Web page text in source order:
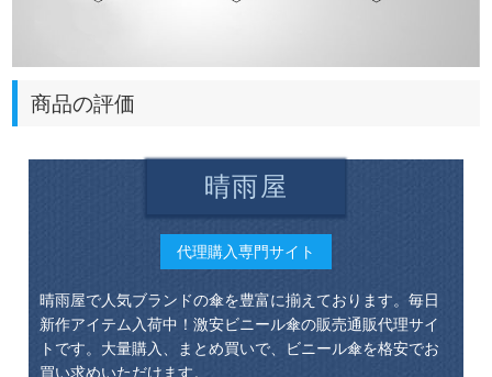
商品の評価
晴雨屋
代理購入専門サイト
晴雨屋で人気ブランドの傘を豊富に揃えております。毎日
新作アイテム入荷中！激安ビニール傘の販売通販代理サイ
トです。大量購入、まとめ買いで、ビニール傘を格安でお
買い求めいただけます。